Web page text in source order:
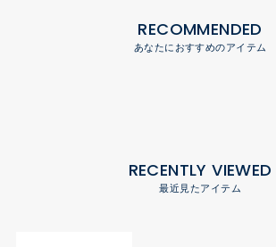
RECOMMENDED
あなたにおすすめのアイテム
RECENTLY VIEWED
最近見たアイテム